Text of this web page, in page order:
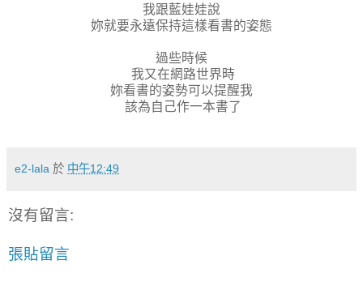
我跟藍娃娃說
妳就要永遠保持這樣看書的姿態
過些時候
我又在網路世界時
妳看書的姿勢可以提醒我
該為自己作一本書了
e2-lala 於 中午12:49
沒有留言:
張貼留言